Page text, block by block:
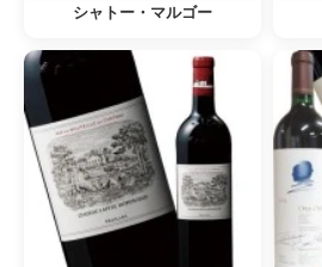
シャトー・マルゴー